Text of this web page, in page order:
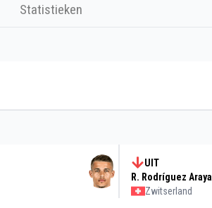
Statistieken
UIT
R. Rodríguez Araya
Zwitserland